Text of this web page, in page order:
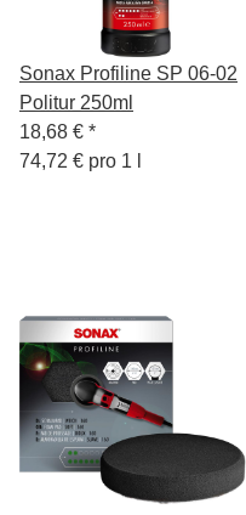
Sonax Profiline SP 06-02
Politur 250ml
18,68 € *
74,72 € pro 1 l